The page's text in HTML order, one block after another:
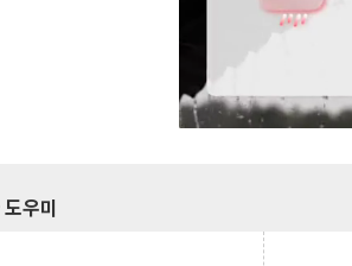
우미